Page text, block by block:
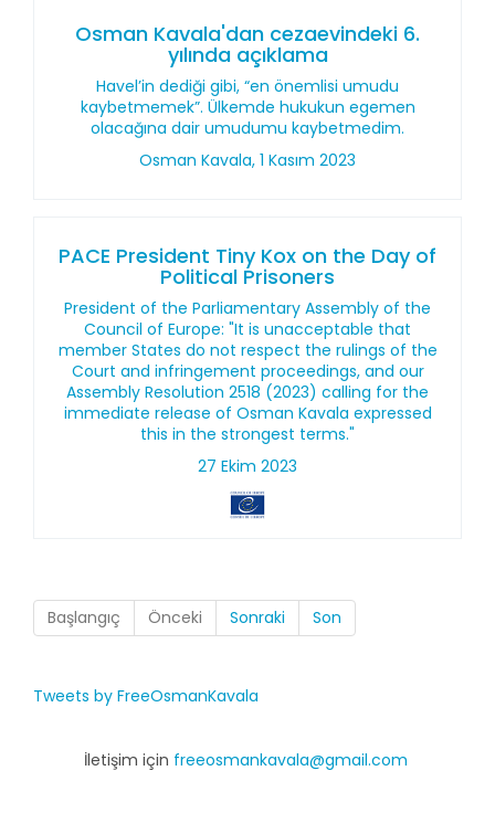
Osman Kavala'dan cezaevindeki 6.
yılında açıklama
Havel’in dediği gibi, “en önemlisi umudu
kaybetmemek”. Ülkemde hukukun egemen
olacağına dair umudumu kaybetmedim.
Osman Kavala, 1 Kasım 2023
PACE President Tiny Kox on the Day of
Political Prisoners
President of the Parliamentary Assembly of the
Council of Europe: "It is unacceptable that
member States do not respect the rulings of the
Court and infringement proceedings, and our
Assembly Resolution 2518 (2023) calling for the
immediate release of Osman Kavala expressed
this in the strongest terms."
27 Ekim 2023
Başlangıç Önceki Sonraki Son
Tweets by FreeOsmanKavala
İletişim için freeosmankavala@gmail.com